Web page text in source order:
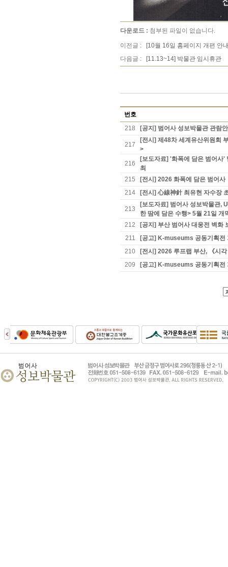
다운로드 : 첨부된 파일이 없습니다.
이전글 :
[10월 16일 홈페이지 개편 안
다음글 :
[11.13~14] 박물관 임시휴관
번호
218
[공지] 범어사 성보박물관 관람
217
[전시] 제48차 세계유산위원회
>
216
[보도자료] '화폭에 담은 범어사'
최
215
[전시] 2026 화폭에 담은 범어사
214
[전시] 心線神針 최유현 자수장
213
[보도자료] 범어사 성보박물관,
한 땀에 담은 수행> 5월 21일 개
212
[공지] 부산 범어사 대웅전 벽화
211
[공고] K-museums 공동기획전
210
[전시] 2026 루프랩 부산, 《시
209
[공고] K-museums 공동기획전